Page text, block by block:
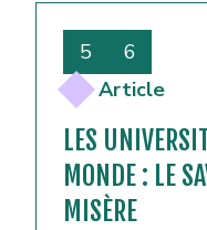
Article
LES
MONDE : LE
MISÈRE
5 6